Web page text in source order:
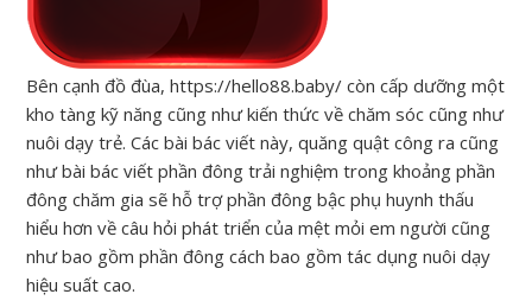
Bên cạnh đồ đùa, https://hello88.baby/ còn cấp dưỡng một
kho tàng kỹ năng cũng như kiến thức về chăm sóc cũng như
nuôi dạy trẻ. Các bài bác viết này, quăng quật công ra cũng
như bài bác viết phần đông trải nghiệm trong khoảng phần
đông chăm gia sẽ hỗ trợ phần đông bậc phụ huynh thấu
hiểu hơn về câu hỏi phát triển của mệt mỏi em người cũng
như bao gồm phần đông cách bao gồm tác dụng nuôi dạy
hiệu suất cao.